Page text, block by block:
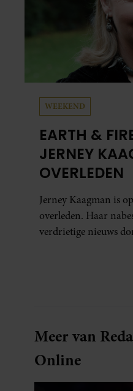
WEEKEND
EARTH &
JERNEY
OVERLEDEN
Jerney Kaagman is
overleden. Haar
verdrietige nieuws
Meer van
Online